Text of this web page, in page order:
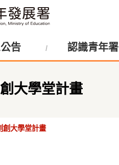
告 認識青年署
大學堂計畫
創大學堂計畫